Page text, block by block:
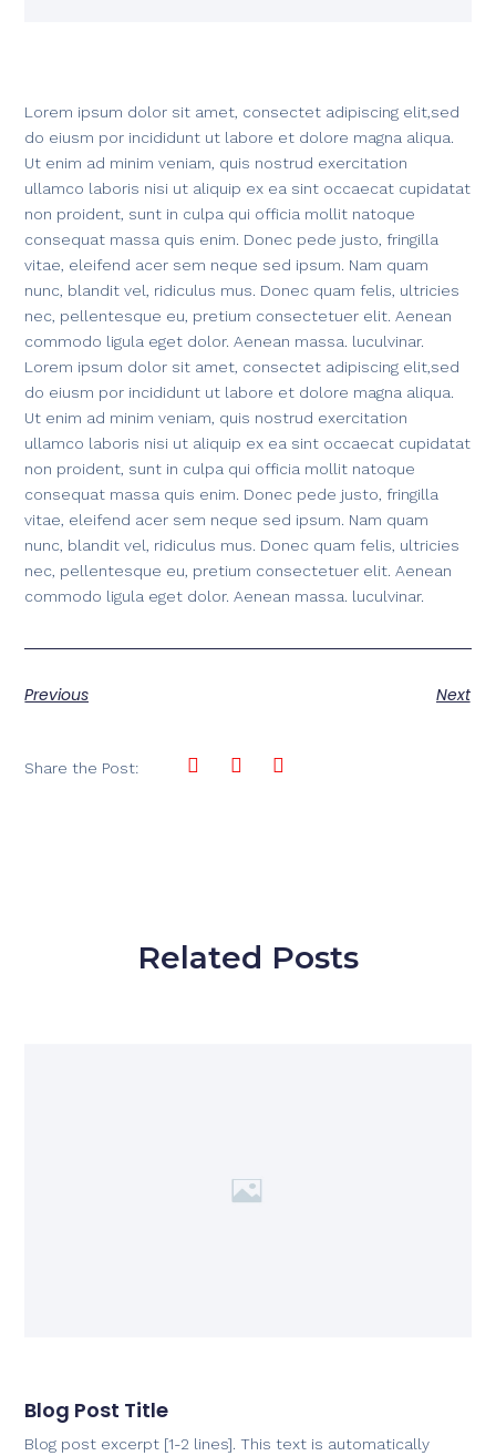
Lorem ipsum dolor sit amet, consectet adipiscing elit,sed
do eiusm por incididunt ut labore et dolore magna aliqua.
Ut enim ad minim veniam, quis nostrud exercitation
ullamco laboris nisi ut aliquip ex ea sint occaecat cupidatat
non proident, sunt in culpa qui officia mollit natoque
consequat massa quis enim. Donec pede justo, fringilla
vitae, eleifend acer sem neque sed ipsum. Nam quam
nunc, blandit vel, ridiculus mus. Donec quam felis, ultricies
nec, pellentesque eu, pretium consectetuer elit. Aenean
commodo ligula eget dolor. Aenean massa. luculvinar.
Lorem ipsum dolor sit amet, consectet adipiscing elit,sed
do eiusm por incididunt ut labore et dolore magna aliqua.
Ut enim ad minim veniam, quis nostrud exercitation
ullamco laboris nisi ut aliquip ex ea sint occaecat cupidatat
non proident, sunt in culpa qui officia mollit natoque
consequat massa quis enim. Donec pede justo, fringilla
vitae, eleifend acer sem neque sed ipsum. Nam quam
nunc, blandit vel, ridiculus mus. Donec quam felis, ultricies
nec, pellentesque eu, pretium consectetuer elit. Aenean
commodo ligula eget dolor. Aenean massa. luculvinar.
Previous Next
Share the Post:
Related Posts
Blog Post Title
Blog post excerpt [1-2 lines]. This text is automatically